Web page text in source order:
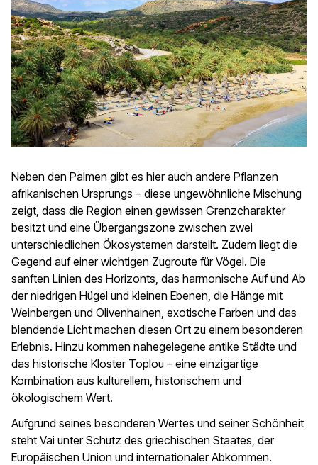
Neben den Palmen gibt es hier auch andere Pflanzen
afrikanischen Ursprungs – diese ungewöhnliche Mischung
zeigt, dass die Region einen gewissen Grenzcharakter
besitzt und eine Übergangszone zwischen zwei
unterschiedlichen Ökosystemen darstellt. Zudem liegt die
Gegend auf einer wichtigen Zugroute für Vögel. Die
sanften Linien des Horizonts, das harmonische Auf und Ab
der niedrigen Hügel und kleinen Ebenen, die Hänge mit
Weinbergen und Olivenhainen, exotische Farben und das
blendende Licht machen diesen Ort zu einem besonderen
Erlebnis. Hinzu kommen nahegelegene antike Städte und
das historische Kloster Toplou – eine einzigartige
Kombination aus kulturellem, historischem und
ökologischem Wert.
Aufgrund seines besonderen Wertes und seiner Schönheit
steht Vai unter Schutz des griechischen Staates, der
Europäischen Union und internationaler Abkommen.